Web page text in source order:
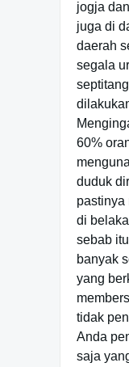
jogja
juga di
daerah
segala
60%
duduk
pastinya
di
sebab
banyak
yang
tidak
Anda
saja